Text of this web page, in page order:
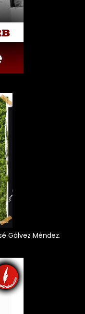
Gálvez Méndez.